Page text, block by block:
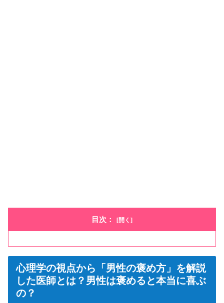
目次：
心理学の視点から「男性の褒め方」を解説
した医師とは？男性は褒めると本当に喜ぶ
の？